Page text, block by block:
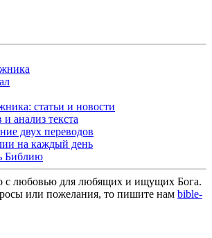
статьи и новости
анализ текста
двух переводов
на каждый день
Библию
с любовью для любящих и ищущих Бога.
или пожелания, то пишите нам bible-